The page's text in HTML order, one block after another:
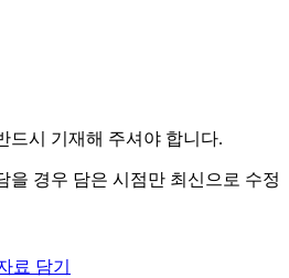
드시 기재해 주셔야 합니다.
을 경우 담은 시점만 최신으로 수정
료 담기